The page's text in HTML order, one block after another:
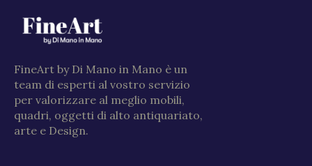
FineArt by Di Mano in Mano è un
team di esperti al vostro servizio
per valorizzare al meglio mobili,
quadri, oggetti di alto antiquariato,
arte e Design.